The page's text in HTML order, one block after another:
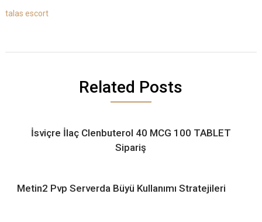
talas escort
Related Posts
İsviçre İlaç Clenbuterol 40 MCG 100 TABLET
Sipariş
Metin2 Pvp Serverda Büyü Kullanımı Stratejileri